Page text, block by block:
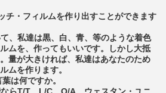
チ・フィルムを作り出すことができます
、私達は黒、白、青、等のような着色
ムを、作ってもいいです。しかし大抵
量が大きければ、私達はあなたのため
ムを作ります。
は何ですか。
らT/T、L/C、O/A、ウェスタン・ユニ